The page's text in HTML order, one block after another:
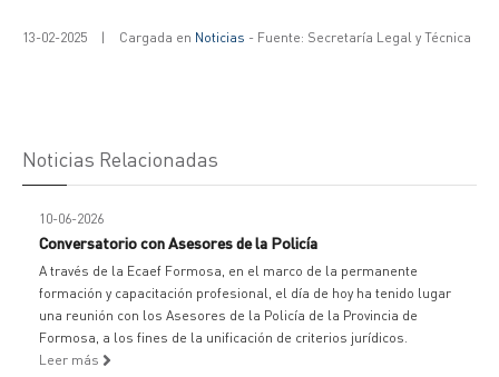
13-02-2025 | Cargada en Noticias - Fuente: Secretaría Legal y Técnica
Noticias Relacionadas
10-06-2026
Conversatorio con Asesores de la Policía
A través de la Ecaef Formosa, en el marco de la permanente
formación y capacitación profesional, el día de hoy ha tenido lugar
una reunión con los Asesores de la Policía de la Provincia de
Formosa, a los fines de la unificación de criterios jurídicos.
Leer más